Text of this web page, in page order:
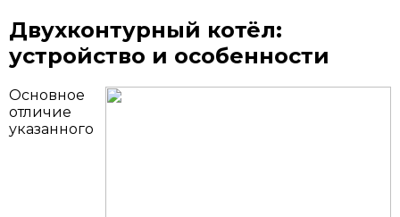
Двухконтурный котёл:
устройство и особенности
Основное
отличие
указанного